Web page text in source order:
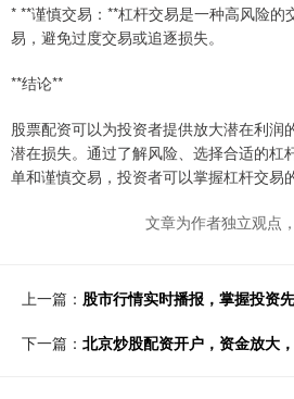
* **谨慎交易：**杠杆交易是一种高风险
易，避免过度交易或追逐损失。
**结论**
股票配资可以为投资者提供放大潜在利润
潜在损失。通过了解风险、选择合适的杠
单和谨慎交易，投资者可以掌握杠杆交易
文章为作者独立观点
上一篇： 股市行情实时播报，掌握投资
下一篇： 北京炒股配资开户，资金放大